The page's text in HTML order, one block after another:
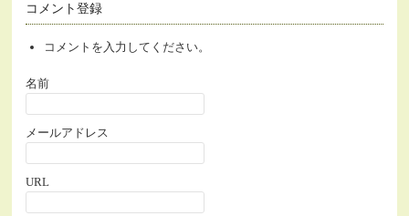
コメント登録
コメントを入力してください。
名前
メールアドレス
URL